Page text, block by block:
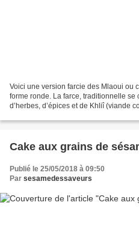
Voici une version farcie des Mlaoui ou
forme ronde. La farce, traditionnelle se
d’herbes, d’épices et de Khliî (viande
Cake aux grains de
Publié le 25/05/2018 à 09:50
Par sesamedessaveurs